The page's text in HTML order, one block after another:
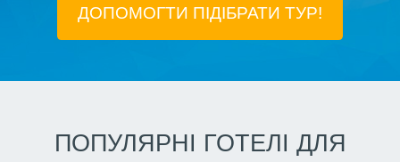
ДОПОМОГТИ ПІДIБРАТИ ТУР!
ПОПУЛЯРНІ ГОТЕЛІ ДЛЯ